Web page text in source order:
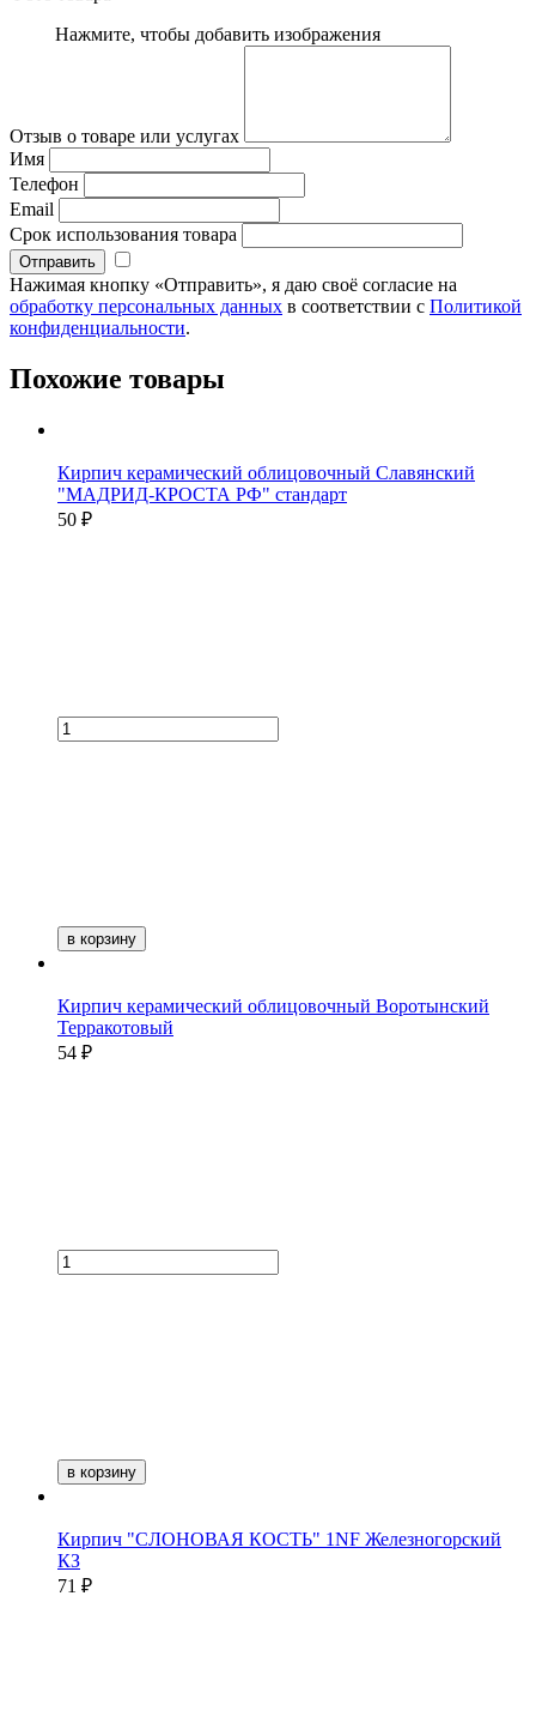
Нажмите, чтобы добавить изображения
Отзыв о товаре или услугах
Имя
Телефон
Email
Срок использования товара
Нажимая кнопку «Отправить», я даю своё согласие на
обработку персональных данных в соответствии с Политикой
конфиденциальности.
Похожие товары
Кирпич керамический облицовочный Славянский
"МАДРИД-КРОСТА РФ" стандарт
50 ₽
в корзину
Кирпич керамический облицовочный Воротынский
Терракотовый
54 ₽
в корзину
Кирпич "СЛОНОВАЯ КОСТЬ" 1NF Железногорский
КЗ
71 ₽